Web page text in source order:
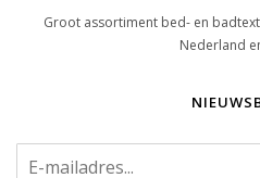
Groot assortiment bed- en
Nederland